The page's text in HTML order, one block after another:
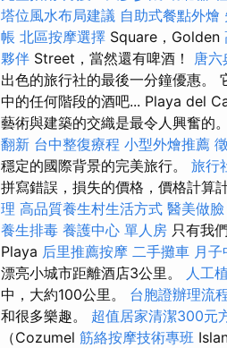
塔位風水布局建議 自助式餐點外燴
帳 北區按摩選擇 Square，Golden
夥伴 Street，當然還有啤酒！ 唐六
出色的旅行社的最後一分鐘優惠。
中的任何階段的酒吧... Playa del
藝術與建築的交織是最令人興奮的。
翻新 台中整復療程 小型外燴推薦
穩定的國際背景的完美旅行。 旅行
拼寫錯誤，損失的價格，價格計算
理 高品質養生村生活方式 醫美做臉
養生排毒 養護中心 單人房 只有我
Playa 后里推薦按摩 二手攤車 月
漂亮小城市距離酒店3公里。
人工
中，大約100公里。 台胞證辦理流
和很多樂趣。 超值居家清潔300元
（Cozumel 筋絡按摩技術專班